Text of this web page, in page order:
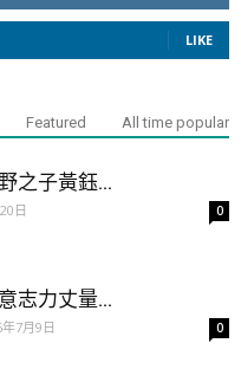
LIKE
Featured All time popular
之子黃鈺...
日 0
志力丈量...
7月9日 0